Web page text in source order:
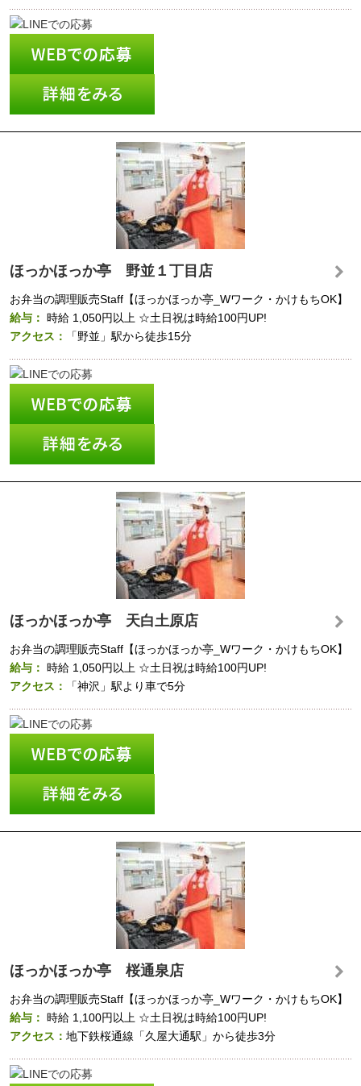
ほっかほっか亭 野並１丁目店
お弁当の調理販売Staff【ほっかほっか亭_Wワーク・かけもちOK】
給与： 時給 1,050円以上 ☆土日祝は時給100円UP!
アクセス：
「野並」駅から徒歩15分
ほっかほっか亭 天白土原店
お弁当の調理販売Staff【ほっかほっか亭_Wワーク・かけもちOK】
給与： 時給 1,050円以上 ☆土日祝は時給100円UP!
アクセス：
「神沢」駅より車で5分
ほっかほっか亭 桜通泉店
お弁当の調理販売Staff【ほっかほっか亭_Wワーク・かけもちOK】
給与： 時給 1,100円以上 ☆土日祝は時給100円UP!
アクセス： 地下鉄桜通線「久屋大通駅」から徒歩3分